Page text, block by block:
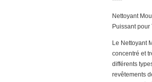
Nettoyant
Puissant pour
Le Nettoyant
concentré et
différents
revêtements